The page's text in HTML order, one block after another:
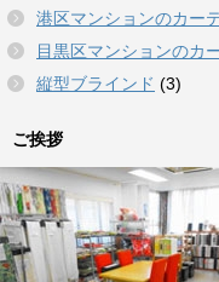
港区マンションのカー
目黒区マンションのカ
縦型ブラインド (3)
ご挨拶